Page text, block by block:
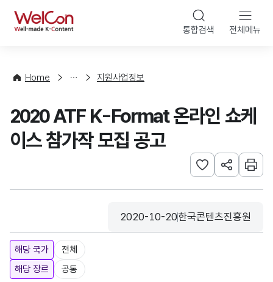
WelCon 통합검색 전체메뉴
Home
사
청
지원사업정보
2020 ATF K-Format 온라인 쇼케
이스 참가작 모집 공고
관심사 등록하기
URL 공유하
인쇄
등록일
2020-10-20
수집기관
한국콘텐츠진흥원
해당 국가
전체
해당 장르
공통